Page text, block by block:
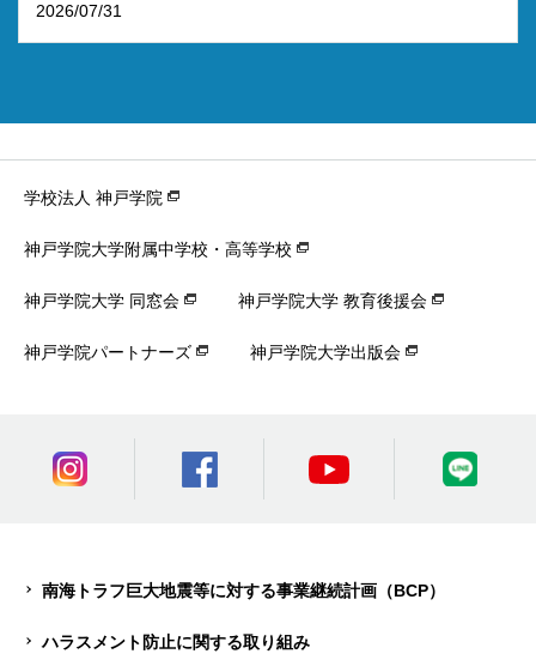
2026/07/31
学校法人 神戸学院
神戸学院大学附属中学校・高等学校
神戸学院大学 同窓会 神戸学院大学 教育後援会
神戸学院パートナーズ 神戸学院大学出版会
南海トラフ巨大地震等に対する事業継続計画（BCP）
ハラスメント防止に関する取り組み